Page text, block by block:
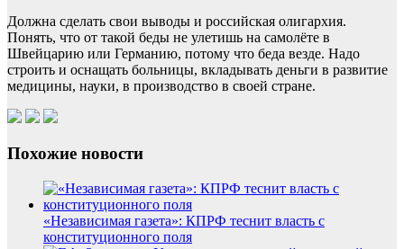
Должна сделать свои выводы и российская олигархия.
Понять, что от такой беды не улетишь на самолёте в
Швейцарию или Германию, потому что беда везде. Надо
строить и оснащать больницы, вкладывать деньги в развитие
медицины, науки, в производство в своей стране.
Похожие новости
«Независимая газета»: КПРФ теснит власть с
конституционного поля